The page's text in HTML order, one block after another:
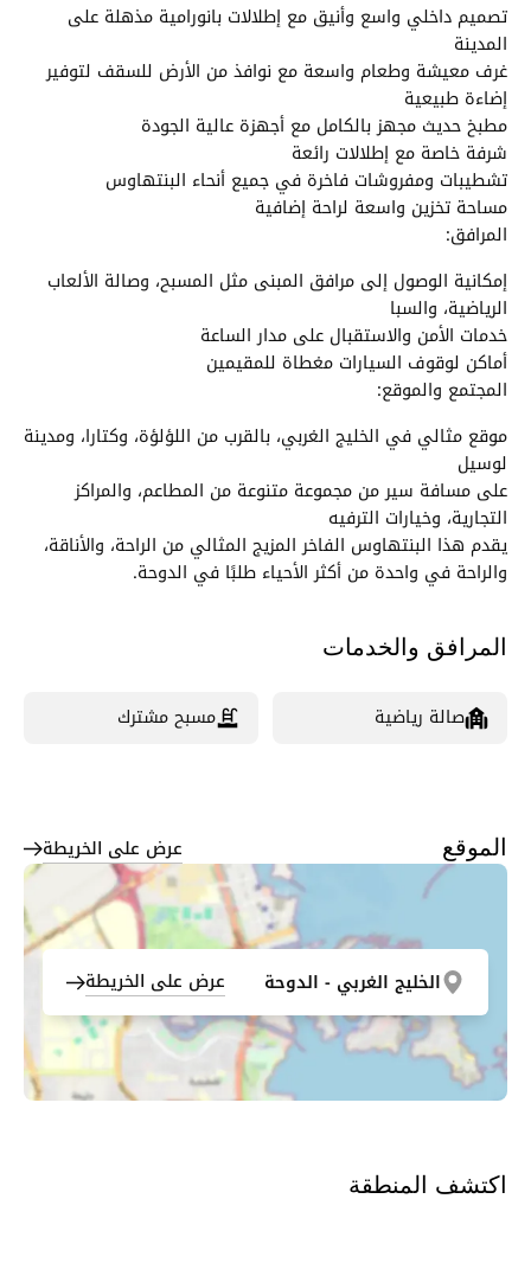
تصميم داخلي واسع وأنيق مع إطلالات بانورامية مذهلة على
المدينة
غرف معيشة وطعام واسعة مع نوافذ من الأرض للسقف لتوفير
إضاءة طبيعية
مطبخ حديث مجهز بالكامل مع أجهزة عالية الجودة
شرفة خاصة مع إطلالات رائعة
تشطيبات ومفروشات فاخرة في جميع أنحاء البنتهاوس
مساحة تخزين واسعة لراحة إضافية
المرافق:
إمكانية الوصول إلى مرافق المبنى مثل المسبح، وصالة الألعاب
الرياضية، والسبا
خدمات الأمن والاستقبال على مدار الساعة
أماكن لوقوف السيارات مغطاة للمقيمين
المجتمع والموقع:
موقع مثالي في الخليج الغربي، بالقرب من اللؤلؤة، وكتارا، ومدينة
لوسيل
على مسافة سير من مجموعة متنوعة من المطاعم، والمراكز
التجارية، وخيارات الترفيه
يقدم هذا البنتهاوس الفاخر المزيج المثالي من الراحة، والأناقة،
والراحة في واحدة من أكثر الأحياء طلبًا في الدوحة.
المرافق والخدمات
صالة رياضية مسبح مشترك
الموقع عرض على الخريطة
الخليج الغربي - الدوحة عرض على الخريطة
اكتشف المنطقة